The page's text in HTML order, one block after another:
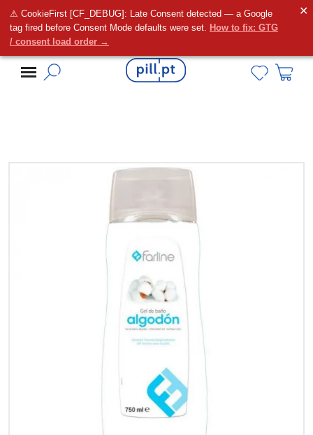
⚠ CookieFirst [CF_DEBUG]: Late Consent detected — a Google
tag fired before Consent Mode defaults were set. How to fix: GTG
/ consent load order →
✕
Alguma dúvida?